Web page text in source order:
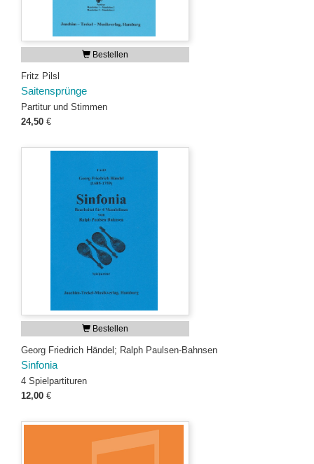
Bestellen
Fritz Pilsl
Saitensprünge
Partitur und Stimmen
24,50 €
Bestellen
Georg Friedrich Händel; Ralph Paulsen-Bahnsen
Sinfonia
4 Spielpartituren
12,00 €